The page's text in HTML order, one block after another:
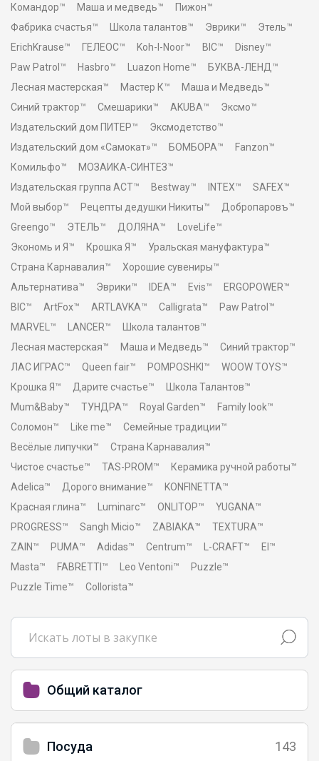
Общий каталог
Посуда 143
Командор™
Маша и медведь™
Пижон™
Фабрика счастья™
Школа талантов™ Эврики™
Этель™
ErichKrause™
ГЕЛЕОС™ Koh-I-Noor™ BIC™
Disney™
Paw Patrol™
Hasbro™ Luazon Home™
БУКВА-ЛЕНД™
Лесная мастерская™
Мастер К™
Маша и Медведь™
Синий трактор™
Смешарики™ AKUBA™
Эксмо™
Издательский дом ПИТЕР™
Эксмодетство™
Издательский дом «Самокат»™
БОМБОРА™
Fanzon™
Комильфо™
МОЗАИКА-СИНТЕЗ™
Издательская группа АСТ™
Bestway™ INTEX™
SAFEX™
Мой выбор™
Рецепты дедушки Никиты™
Добропаровъ™
Greengo™
ЭТЕЛЬ™ ДОЛЯНА™
LoveLife™
Экономь и Я™
Крошка Я™
Уральская мануфактура™
Страна Карнавалия™
Хорошие сувениры™
Альтернатива™
Эврики™ IDEA™ Evis™
ERGOPOWER™
BIC™
ArtFox™ ARTLAVKA™ Calligrata™
Paw Patrol™
MARVEL™
LANCER™
Школа талантов™
Лесная мастерская™
Маша и Медведь™
Синий трактор™
ЛАС ИГРАС™
Queen fair™ POMPOSHKI™
WOOW TOYS™
Крошка Я™
Дарите счастье™
Школа Талантов™
Mum&Baby™
ТУНДРА™ Royal Garden™
Family look™
Соломон™
Like me™
Семейные традиции™
Весёлые липучки™
Страна Карнавалия™
Чистое счастье™
TAS-PROM™
Керамика ручной работы™
Adelica™
Дорого внимание™
KONFINETTA™
Красная глина™
Luminarc™ ONLITOP™
YUGANA™
PROGRESS™
Sangh Micio™ ZABIAKA™
TEXTURA™
ZAIN™
PUMA™ Adidas™ Centrum™ L-CRAFT™
El™
Masta™
FABRETTI™ Leo Ventoni™
Puzzle™
Puzzle Time™
Collorista™